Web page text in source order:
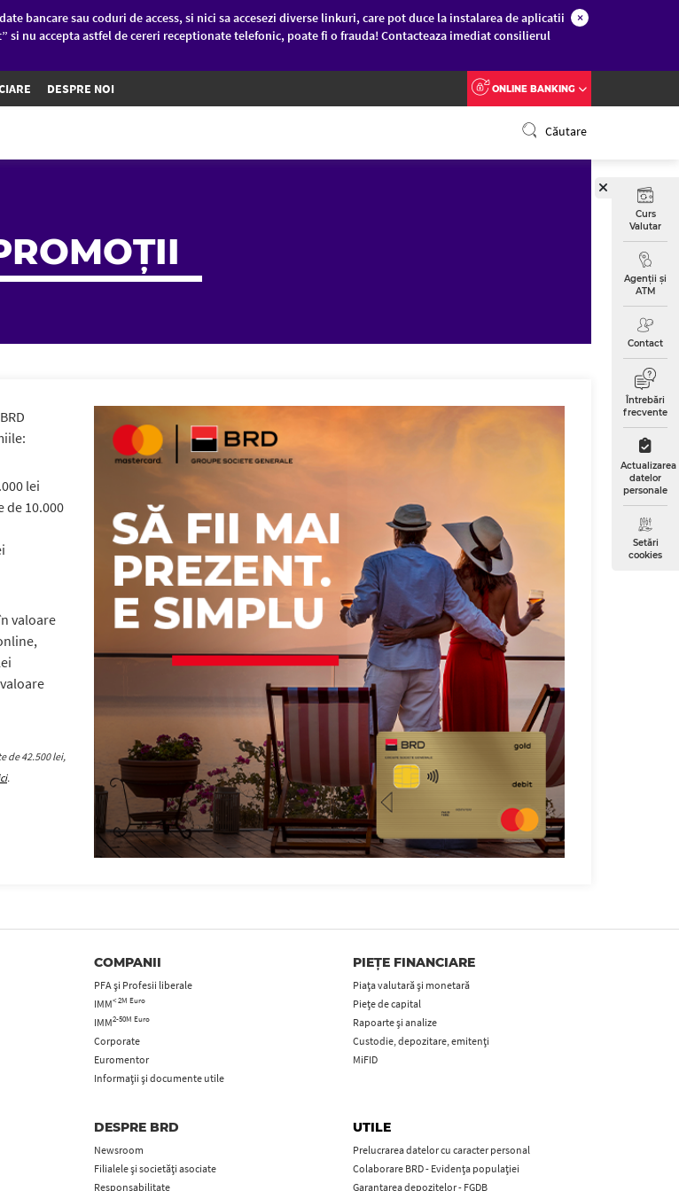
bancare sau coduri de access, si nici sa accesezi diverse linkuri, care pot duce la instalarea de aplicatii
nu accepta astfel de cereri receptionate telefonic, poate fi o frauda! Contacteaza imediat consilierul
×
DESPRE NOI ONLINE BANKING
Căutare
Curs
Valutar
Agenții și
ATM
Contact
Întrebări
frecvente
Actualizarea
datelor
personale
Setări
cookies
lei
de 10.000
valoare
de 42.500 lei,
.
COMPANII
PFA şi Profesii liberale
IMM< 2M Euro
IMM2-50M Euro
Corporate
Euromentor
Informații și documente utile
PIEȚE FINANCIARE
Piața valutară și monetară
Piețe de capital
Rapoarte și analize
Custodie, depozitare, emitenți
MiFID
DESPRE BRD
Newsroom
Filialele și societăți asociate
Responsabilitate
UTILE
Prelucrarea datelor cu caracter personal
Colaborare BRD - Evidența populației
Garantarea depozitelor - FGDB